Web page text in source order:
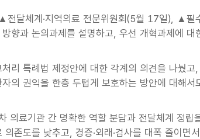
달체계·지역의료 전문위원회(5월 17일), ▲필
향과 논의과제를 설명하고, 우선 개혁과제에 대
리 특례법 제정안에 대한 각계의 의견을 나눴고
의 권익을 한층 두텁게 보호하는 방안에 대해서
의료기관 간 명확한 역할 분담과 전달체계 정립
존도를 낮추고, 경증·외래·검사를 대폭 줄이면